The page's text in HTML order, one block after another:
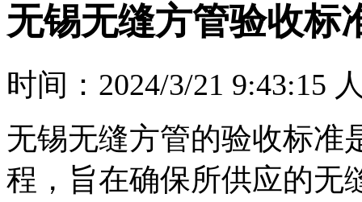
无锡无缝方管验收标
时间：2024/3/21 9:43:15
无锡无缝方管的验收标准
程，旨在确保所供应的无